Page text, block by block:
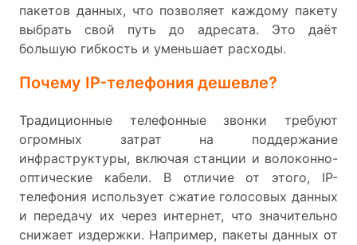
пакетов данных, что позволяет каждому пакету
выбрать свой путь до адресата. Это даёт
большую гибкость и уменьшает расходы.
Почему IP-телефония дешевле?
Традиционные телефонные звонки требуют
огромных затрат на поддержание
инфраструктуры, включая станции и волоконно-
оптические кабели. В отличие от этого, IP-
телефония использует сжатие голосовых данных
и передачу их через интернет, что значительно
снижает издержки. Например, пакеты данных от